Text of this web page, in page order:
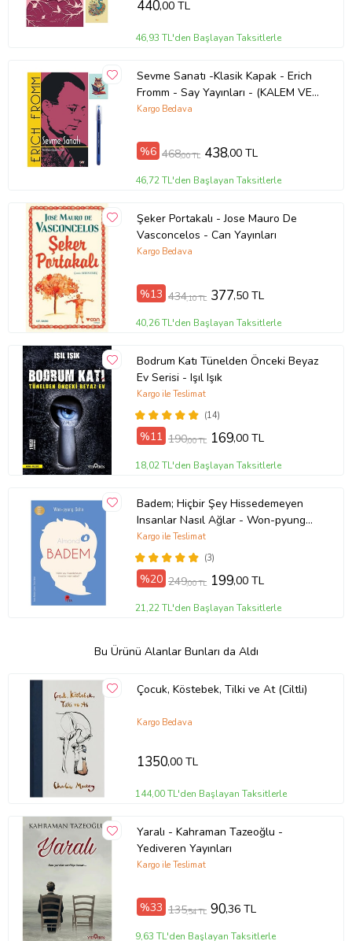
440,00 TL
46,93 TL'den Başlayan Taksitlerle
Sevme Sanatı -Klasik Kapak - Erich
Fromm - Say Yayınları - (KALEM VE
NOT DEFTERLİ) (Renksiz)
Kargo Bedava
%6 468,00 TL 438,00 TL
46,72 TL'den Başlayan Taksitlerle
Şeker Portakalı - Jose Mauro De
Vasconcelos - Can Yayınları
Kargo Bedava
%13 434,10 TL 377,50 TL
40,26 TL'den Başlayan Taksitlerle
Bodrum Katı Tünelden Önceki Beyaz
Ev Serisi - Işıl Işık
(14)
Kargo ile Teslimat
%11 190,00 TL 169,00 TL
18,02 TL'den Başlayan Taksitlerle
Badem; Hiçbir Şey Hissedemeyen
Insanlar Nasıl Ağlar - Won-pyung
Sohn - Peta Kitap
(3)
Kargo ile Teslimat
%20 249,00 TL 199,00 TL
21,22 TL'den Başlayan Taksitlerle
Bu Ürünü Alanlar Bunları da Aldı
Çocuk, Köstebek, Tilki ve At (Ciltli)
Kargo Bedava
1350,00 TL
144,00 TL'den Başlayan Taksitlerle
Yaralı - Kahraman Tazeoğlu -
Yediveren Yayınları
Kargo ile Teslimat
%33 135,54 TL 90,36 TL
9,63 TL'den Başlayan Taksitlerle